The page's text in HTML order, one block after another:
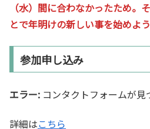
（水）間に合わなかったため。
とで年明けの新しい事を始めよ
参加申し込み
エラー: コンタクトフォームが見
詳細はこちら